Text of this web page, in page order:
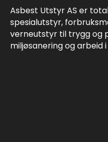
Asbest Utstyr AS er
spesialutstyr,
verneutstyr til trygg og
miljøsanering og arbeid